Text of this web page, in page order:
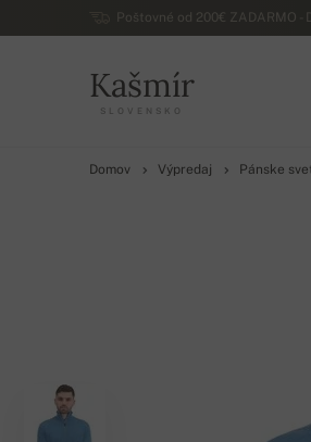
Poštovné od 200€ ZADARMO -
Kašmír
SLOVENSKO
Domov Výpredaj Pánske